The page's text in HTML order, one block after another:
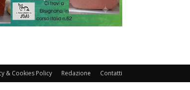
& Cookies Policy Redazione Contatti